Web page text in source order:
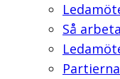
Så